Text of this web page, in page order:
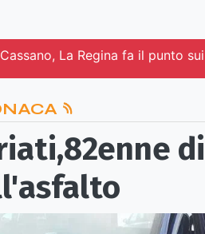
Cassano, La Regina fa il punto